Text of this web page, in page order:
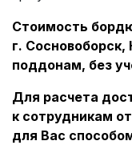
Стоимость
г. Сосновоборск,
поддонам, без
Для расчета
к сотрудникам
для Вас